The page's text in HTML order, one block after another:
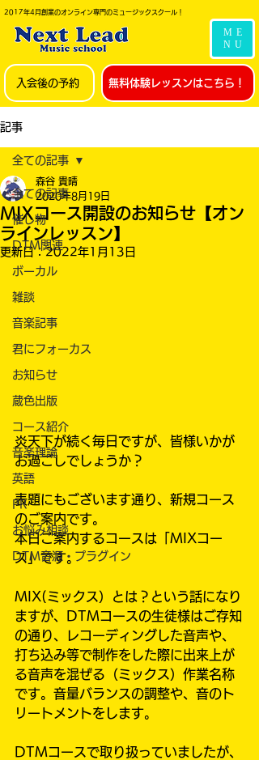
2017年4月創業のオンライン専門のミュージックスクール！
ME
NU
入会後の予約 無料体験レッスンはこちら！
記事
全ての記事
催し物
DTM関連
ボーカル
雑談
音楽記事
君にフォーカス
お知らせ
蔵色出版
コース紹介
音楽理論
英語
PR
お悩み相談
DTM音源・プラグイン
全ての記事
MIXコース開設のお知らせ【オン
ラインレッスン】
森谷 貴晴
2020年8月19日
更新日：2022年1月13日
炎天下が続く毎日ですが、皆様いかが
お過ごしでしょうか？
表題にもございます通り、新規コース
のご案内です。
本日ご案内するコースは「MIXコー
ス」です。
MIX(ミックス）とは？という話になり
ますが、DTMコースの生徒様はご存知
の通り、レコーディングした音声や、
打ち込み等で制作をした際に出来上が
る音声を混ぜる（ミックス）作業名称
です。音量バランスの調整や、音のト
リートメントをします。
DTMコースで取り扱っていましたが、